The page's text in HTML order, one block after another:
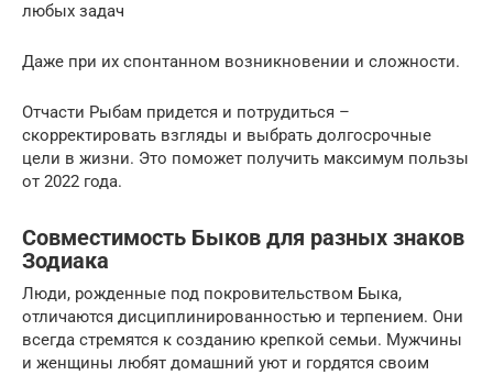
любых задач
Даже при их спонтанном возникновении и сложности.
Отчасти Рыбам придется и потрудиться –
скорректировать взгляды и выбрать долгосрочные
цели в жизни. Это поможет получить максимум пользы
от 2022 года.
Совместимость Быков для разных знаков
Зодиака
Люди, рожденные под покровительством Быка,
отличаются дисциплинированностью и терпением. Они
всегда стремятся к созданию крепкой семьи. Мужчины
и женщины любят домашний уют и гордятся своим